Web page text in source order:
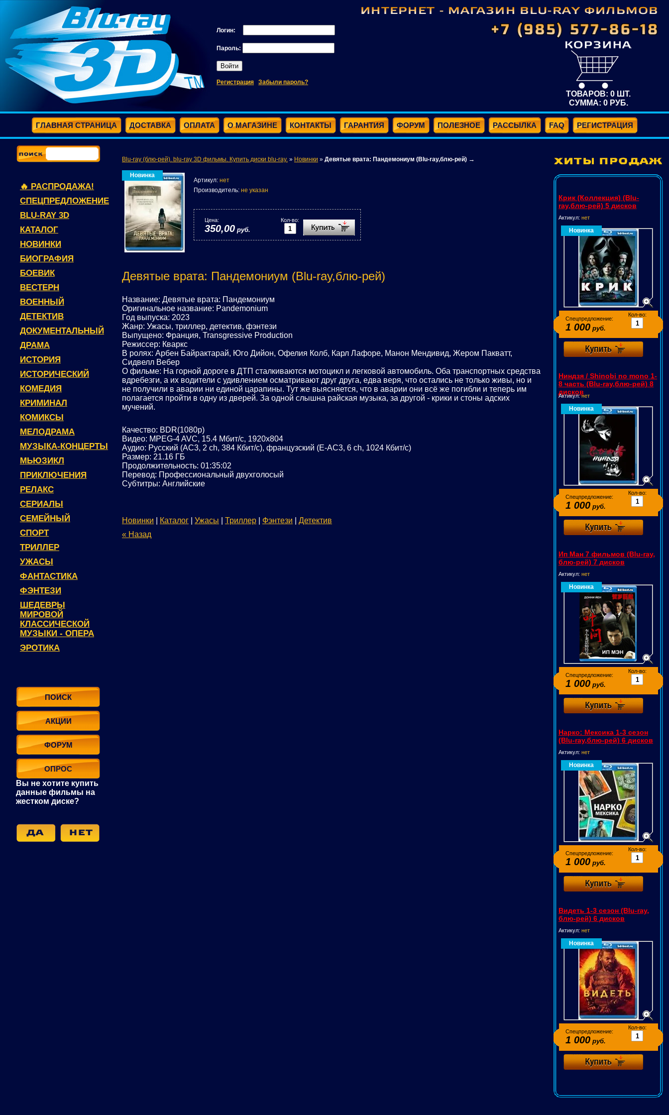
Логин:
Пароль:
Регистрация Забыли пароль?
ТОВАРОВ: 0 ШТ.
СУММА: 0РУБ.
ГЛАВНАЯ СТРАНИЦА ДОСТАВКА ОПЛАТА О МАГАЗИНЕ КОНТАКТЫ ГАРАНТИЯ ФОРУМ ПОЛЕЗНОЕ РАССЫЛКА FAQ РЕГИСТРАЦИЯ
🔥 РАСПРОДАЖА!
СПЕЦПРЕДЛОЖЕНИЕ
BLU-RAY 3D
КАТАЛОГ
НОВИНКИ
БИОГРАФИЯ
БОЕВИК
ВЕСТЕРН
ВОЕННЫЙ
ДЕТЕКТИВ
ДОКУМЕНТАЛЬНЫЙ
ДРАМА
ИСТОРИЯ
ИСТОРИЧЕСКИЙ
КОМЕДИЯ
КРИМИНАЛ
КОМИКСЫ
МЕЛОДРАМА
МУЗЫКА-КОНЦЕРТЫ
МЬЮЗИКЛ
ПРИКЛЮЧЕНИЯ
РЕЛАКС
СЕРИАЛЫ
СЕМЕЙНЫЙ
СПОРТ
ТРИЛЛЕР
УЖАСЫ
ФАНТАСТИКА
ФЭНТЕЗИ
ШЕДЕВРЫ
МИРОВОЙ
КЛАССИЧЕСКОЙ
МУЗЫКИ - ОПЕРА
ЭРОТИКА
ПОИСК
АКЦИИ
ФОРУМ
ОПРОС
Вы не хотите купить
данные фильмы на
жестком диске?
Blu-ray (блю-рей). blu-ray 3D фильмы. Купить диски blu-ray. » Новинки » Девятые врата: Пандемониум (Blu-ray,блю-рей) →
Новинка
Артикул: нет
Производитель: не указан
Кол-во:
Цена:
350,00 руб.
Девятые врата: Пандемониум (Blu-ray,блю-рей)
Название: Девятые врата: Пандемониум
Оригинальное название: Pandemonium
Год выпуска: 2023
Жанр: Ужасы, триллер, детектив, фэнтези
Выпущено: Франция, Transgressive Production
Режиссер: Кваркс
В ролях: Арбен Байрактарай, Юго Дийон, Офелия Колб, Карл Лафоре, Манон Мендивид, Жером Пакватт,
Сидвелл Вебер
О фильме: На горной дороге в ДТП сталкиваются мотоцикл и легковой автомобиль. Оба транспортных средства
вдребезги, а их водители с удивлением осматривают друг друга, едва веря, что остались не только живы, но и
не получили в аварии ни единой царапины. Тут же выясняется, что в аварии они всё же погибли и теперь им
полагается пройти в одну из дверей. За одной слышна райская музыка, за другой - крики и стоны адских
мучений.
Качество: BDR(1080p)
Видео: MPEG-4 AVC, 15.4 Мбит/с, 1920x804
Аудио: Русский (AC3, 2 ch, 384 Кбит/с), французский (E-AC3, 6 ch, 1024 Кбит/с)
Размер: 21.16 ГБ
Продолжительность: 01:35:02
Перевод: Профессиональный двухголосый
Субтитры: Английские
Новинки Каталог Ужасы Триллер Фэнтези
Детектив
« Назад
Крик (Коллекция) (Blu-
ray,блю-рей) 5 дисков
Актикул: нет
Новинка
Спецпредложение:
1 000 руб.
Кол-во:
Ниндзя / Shinobi no mono 1-
8 часть (Blu-ray,блю-рей) 8
дисков
Актикул:нет
Новинка
Спецпредложение:
1 000 руб.
Кол-во:
Ип Ман 7 фильмов (Blu-ray,
блю-рей) 7 дисков
Актикул: нет
Новинка
Спецпредложение:
1 000 руб.
Кол-во:
Нарко: Мексика 1-3 сезон
(Blu-ray,блю-рей) 6 дисков
Актикул: нет
Новинка
Спецпредложение:
1 000 руб.
Кол-во:
Видеть 1-3 сезон (Blu-ray,
блю-рей) 6 дисков
Актикул: нет
Новинка
Спецпредложение:
1 000 руб.
Кол-во: